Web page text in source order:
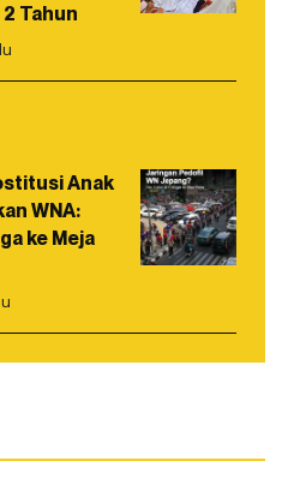
Tahun
Anak
WNA:
ke Meja